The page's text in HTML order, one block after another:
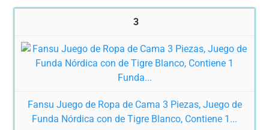
3
Fansu Juego de Ropa de Cama 3 Piezas, Juego de
Funda Nórdica con de Tigre Blanco, Contiene 1...